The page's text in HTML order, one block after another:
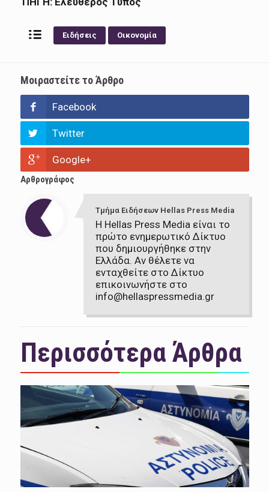
Ειδήσεις Οικονομία
Μοιραστείτε το Άρθρο
Facebook
Twitter
Google+
Αρθρογράφος
Τμήμα Ειδήσεων Hellas Press Media
Η Hellas Press Media είναι το
πρώτο ενημερωτικό Δίκτυο
που δημιουργήθηκε στην
Ελλάδα. Αν θέλετε να
ενταχθείτε στο Δίκτυο
επικοινωνήστε στο
info@hellaspressmedia.gr
Περισσότερα Άρθρα